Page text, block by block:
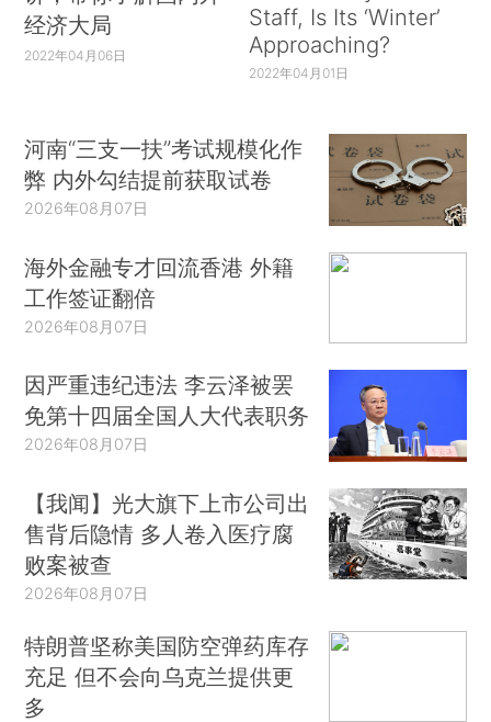
经济大局
2022年04月06日
Staff, Is Its ‘Winter’
Approaching?
2022年04月01日
河南“三支一扶”考试规模化作
弊 内外勾结提前获取试卷
2026年08月07日
海外金融专才回流香港 外籍
工作签证翻倍
2026年08月07日
因严重违纪违法 李云泽被罢
免第十四届全国人大代表职务
2026年08月07日
【我闻】光大旗下上市公司出
售背后隐情 多人卷入医疗腐
败案被查
2026年08月07日
特朗普坚称美国防空弹药库存
充足 但不会向乌克兰提供更
多